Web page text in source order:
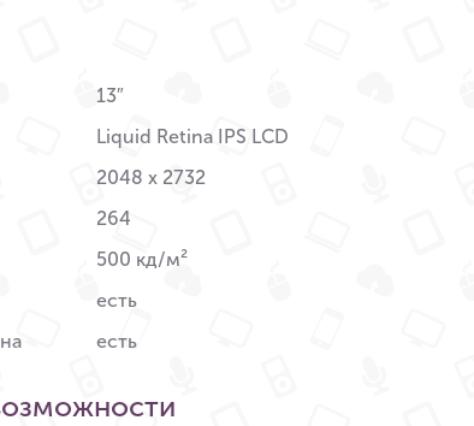
13″
Liquid Retina IPS LCD
2048 x 2732
264
500 кд/м²
есть
есть